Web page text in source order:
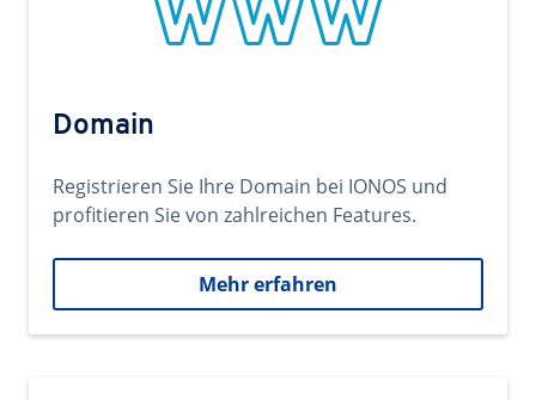
Domain
Registrieren Sie Ihre Domain bei IONOS und
profitieren Sie von zahlreichen Features.
Mehr erfahren